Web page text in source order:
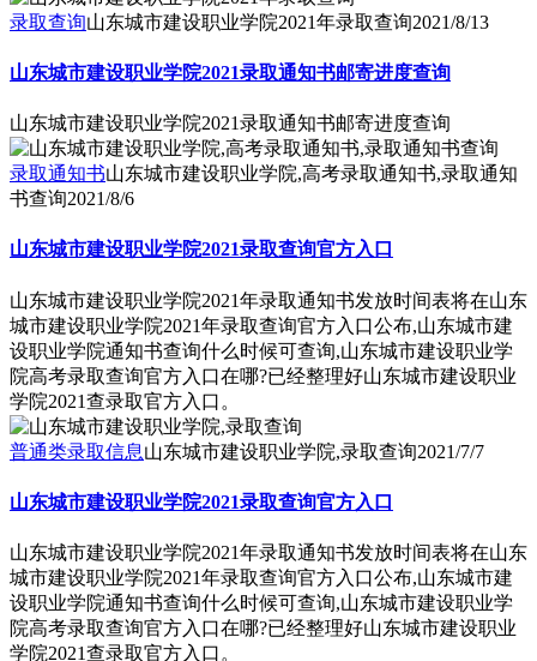
录取查询山东城市建设职业学院2021年录取查询2021/8/13
山东城市建设职业学院2021录取通知书邮寄进度查询
山东城市建设职业学院2021录取通知书邮寄进度查询
录取通知书山东城市建设职业学院,高考录取通知书,录取通知
书查询2021/8/6
山东城市建设职业学院2021录取查询官方入口
山东城市建设职业学院2021年录取通知书发放时间表将在山东
城市建设职业学院2021年录取查询官方入口公布,山东城市建
设职业学院通知书查询什么时候可查询,山东城市建设职业学
院高考录取查询官方入口在哪?已经整理好山东城市建设职业
学院2021查录取官方入口。
普通类录取信息山东城市建设职业学院,录取查询2021/7/7
山东城市建设职业学院2021录取查询官方入口
山东城市建设职业学院2021年录取通知书发放时间表将在山东
城市建设职业学院2021年录取查询官方入口公布,山东城市建
设职业学院通知书查询什么时候可查询,山东城市建设职业学
院高考录取查询官方入口在哪?已经整理好山东城市建设职业
学院2021查录取官方入口。